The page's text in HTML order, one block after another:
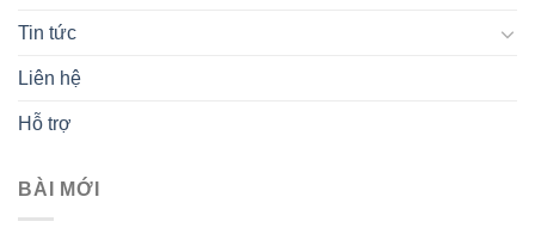
Tin tức
Liên hệ
Hỗ trợ
BÀI MỚI